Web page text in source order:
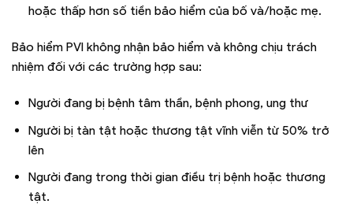
hoặc thấp hơn số tiền bảo hiểm của bố và/hoặc mẹ.
Bảo hiểm PVI không nhận bảo hiểm và không chịu trách
nhiệm đối với các trường hợp sau:
Người đang bị bệnh tâm thần, bệnh phong, ung thư
Người bị tàn tật hoặc thương tật vĩnh viễn từ 50% trở
lên
Người đang trong thời gian điều trị bệnh hoặc thương
tật.